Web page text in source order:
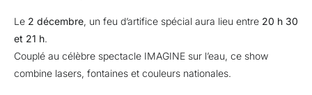
Le 2 décembre, un feu d’artifice spécial aura lieu entre 20 h 30
et 21 h.
Couplé au célèbre spectacle IMAGINE sur l’eau, ce show
combine lasers, fontaines et couleurs nationales.